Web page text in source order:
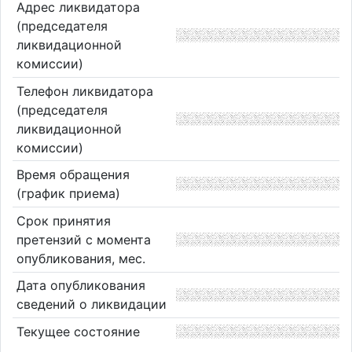
Адрес ликвидатора
(председателя
ликвидационной
комиссии)
Телефон ликвидатора
(председателя
ликвидационной
комиссии)
Время обращения
(график приема)
Срок принятия
претензий с момента
опубликования, мес.
Дата опубликования
сведений о ликвидации
Текущее состояние